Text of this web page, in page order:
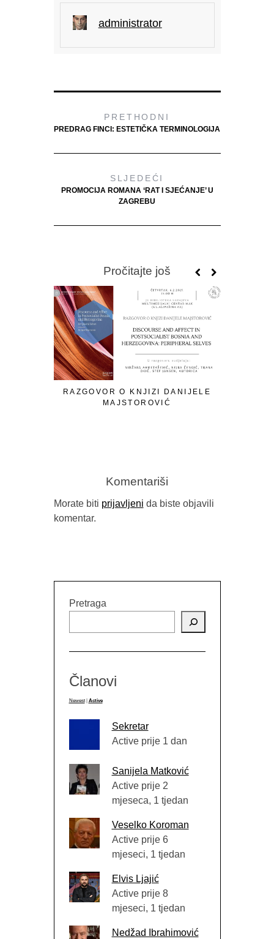
administrator
PRETHODNI
PREDRAG FINCI: ESTETIČKA TERMINOLOGIJA
SLJEDEĆI
PROMOCIJA ROMANA ‘RAT I SJEĆANJE’ U
ZAGREBU
Pročitajte još
RAZGOVOR O KNJIZI DANIJELE
MAJSTOROVIĆ
Komentariši
Morate biti prijavljeni da biste objavili
komentar.
Pretraga
Članovi
Newest Active
Sekretar
Active prije 1 dan
Sanijela Matković
Active prije 2
mjeseca, 1 tjedan
Veselko Koroman
Active prije 6
mjeseci, 1 tjedan
Elvis Ljajić
Active prije 8
mjeseci, 1 tjedan
Nedžad Ibrahimović